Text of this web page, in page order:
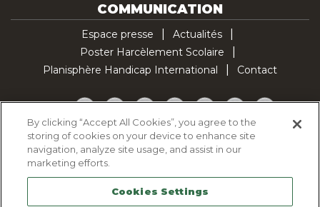
COMMUNICATION
Espace presse
Actualités
Poster Harcèlement Scolaire
Planisphère Handicap International
Contact
Facebook
TwitterYouTubePinterestInstagramLinkedInTikTok
Politique d'utilisation des cookies
Politique de confidentialité
Mentions légales
Plan du site
By clicking “Accept All Cookies”, you agree to the
storing of cookies on your device to enhance site
navigation, analyze site usage, and assist in our
marketing efforts.
Cookies Settings